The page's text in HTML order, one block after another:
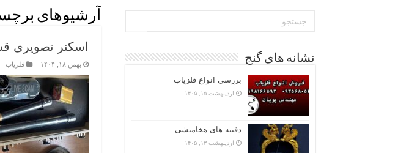
آرشیوهای
اسکنر تصویری
بهمن ۱۸, ۱۴۰۴ فلزیاب نشانه های گنج
بررسی انواع فلزیاب
اردیبهشت ۱۵, ۱۴۰۵
دفینه های هخامنشی
اردیبهشت ۱۳, ۱۴۰۵